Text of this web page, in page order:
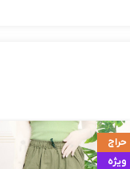
حراج
ویژه